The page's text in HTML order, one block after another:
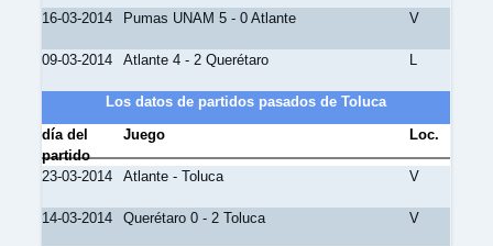
16-03-2014 Pumas UNAM 5 - 0 Atlante V
09-03-2014 Atlante 4 - 2 Querétaro L
Los datos de partidos pasados de Toluca
día del
partido
Juego Loc.
23-03-2014 Atlante - Toluca V
14-03-2014 Querétaro 0 - 2 Toluca V